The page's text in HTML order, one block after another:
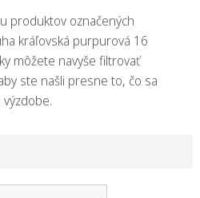
produktov označených
kráľovská purpurová 16
môžete navyše filtrovať
ste našli presne to, čo sa
výzdobe.